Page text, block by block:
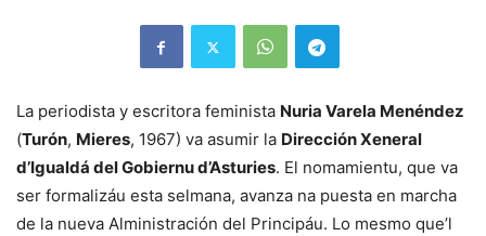
La periodista y escritora feminista Nuria Varela Menéndez
(Turón, Mieres, 1967) va asumir la Dirección Xeneral
d’Igualdá del Gobiernu d’Asturies. El nomamientu, que va
ser formalizáu esta selmana, avanza na puesta en marcha
de la nueva Alministración del Principáu. Lo mesmo que’l